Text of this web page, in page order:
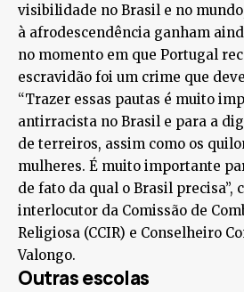
visibilidade no Brasil e no
à afrodescendência ganham
no momento em que Portugal
escravidão foi um crime que
“Trazer essas pautas é muito
antirracista no Brasil e para a
de terreiros, assim como os
mulheres. É muito importante
de fato da qual o Brasil precisa”,
interlocutor da Comissão de
Religiosa (CCIR) e Conselheiro
Valongo.
Outras escolas